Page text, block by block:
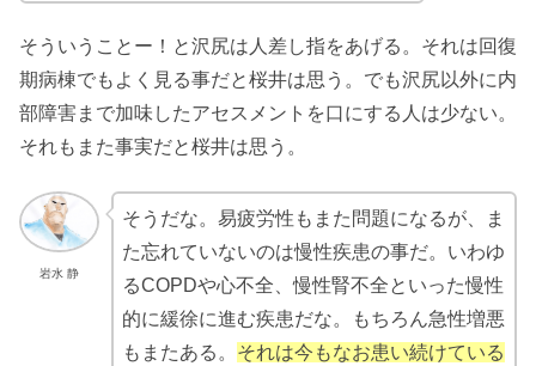
そういうことー！と沢尻は人差し指をあげる。それは回復
期病棟でもよく見る事だと桜井は思う。でも沢尻以外に内
部障害まで加味したアセスメントを口にする人は少ない。
それもまた事実だと桜井は思う。
岩水 静
そうだな。易疲労性もまた問題になるが、ま
た忘れていないのは慢性疾患の事だ。いわゆ
るCOPDや心不全、慢性腎不全といった慢性
的に緩徐に進む疾患だな。もちろん急性増悪
もまたある。 それは今もなお患い続けている